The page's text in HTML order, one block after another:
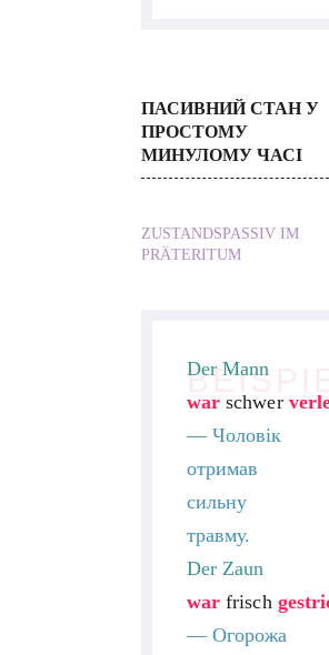
ПАСИВНИЙ СТАН У
ПРОСТОМУ
МИНУЛОМУ ЧАСІ
ZUSTANDSPASSIV IM
PRÄTERITUM
Der Mann
warschwer
—Чоловік
отримав
сильну
травму.
Der Zaun
warfrisch
—Огорожа